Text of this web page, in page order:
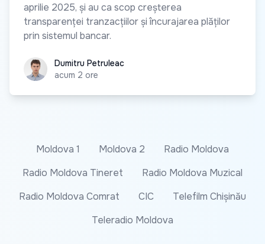
aprilie 2025, și au ca scop creșterea
transparenței tranzacțiilor și încurajarea plăților
prin sistemul bancar.
Dumitru Petruleac
Dumitru Petruleac
acum 2 ore
Moldova 1 Moldova 2
Radio Moldova
Radio Moldova Tineret
Radio Moldova Muzical
Radio Moldova Comrat
CIC
Telefilm Chișinău
Teleradio Moldova